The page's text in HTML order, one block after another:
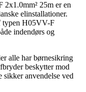
25m er en
elinstallationer.
typen H05VV-F
indendørs og
alle har børnesikring
beskytter mod
anvendelse ved